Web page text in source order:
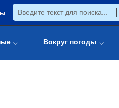
Вокруг погоды